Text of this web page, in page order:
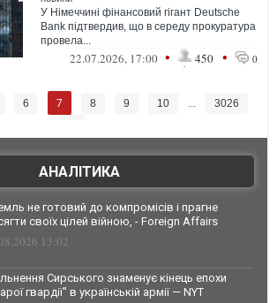
У Німеччині фінансовий гігант Deutsche
Bank підтвердив, що в середу прокуратура
провела...
22.07.2026, 17:00 • 450 • 0
6 7 8 9 10 ...
3026
АНАЛІТИКА
не готовий до компромісів і прагне
своїх цілей війною, - Foreign Affairs
13:02
Сирського знаменує кінець епохи
гвардії" в українській армії — NYT